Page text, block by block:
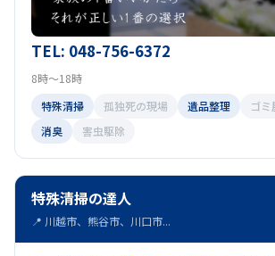
TEL: 048-756-6372
8時～18時
特殊清掃
孤独死の現場 遺品整理
ゴ
消臭
害虫駆除
特殊清掃の達人
📍 川越市、熊谷市、川口市...